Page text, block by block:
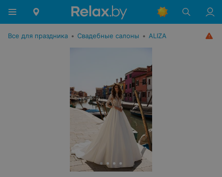
Все для праздника • Свадебные салоны • ALIZA